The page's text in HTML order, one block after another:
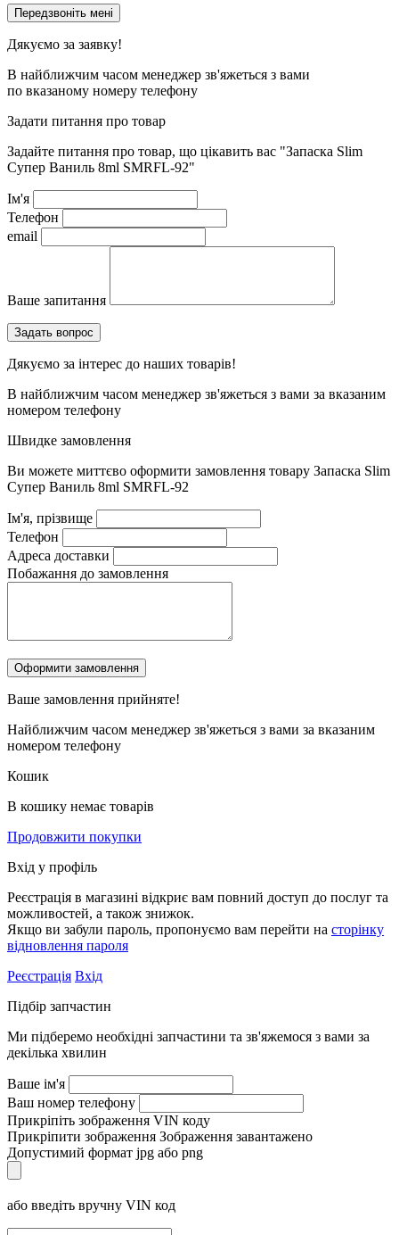
Дякуємо за заявку!
В найближчим часом менеджер зв'яжеться з вами
по вказаному номеру телефону
Задати питання про товар
Задайте питання про товар, що цікавить вас "Запаска Slim
Супер Ваниль 8ml SMRFL-92"
Ім'я
Телефон
email
Ваше запитання
Дякуємо за інтерес до наших товарів!
В найближчим часом менеджер зв'яжеться з вами за вказаним
номером телефону
Швидке замовлення
Ви можете миттєво оформити замовлення товару Запаска Slim
Супер Ваниль 8ml SMRFL-92
Ім'я, прізвище
Телефон
Адреса доставки
Побажання до замовлення
Ваше замовлення прийняте!
Найближчим часом менеджер зв'яжеться з вами за вказаним
номером телефону
Кошик
В кошику немає товарів
Продовжити покупки
Вхід у профіль
Реєстрація в магазині відкриє вам повний доступ до послуг та
можливостей, а також знижок.
Якщо ви забули пароль, пропонуємо вам перейти на сторінку
відновлення пароля
Реєстрація Вхід
Підбір запчастин
Ми підберемо необхідні запчастини та зв'яжемося з вами за
декілька хвилин
Ваше ім'я
Ваш номер телефону
Прикріпіть зображення VIN коду
Прикріпити зображення Зображення завантажено
Допустимий формат jpg або png
або введіть вручну VIN код